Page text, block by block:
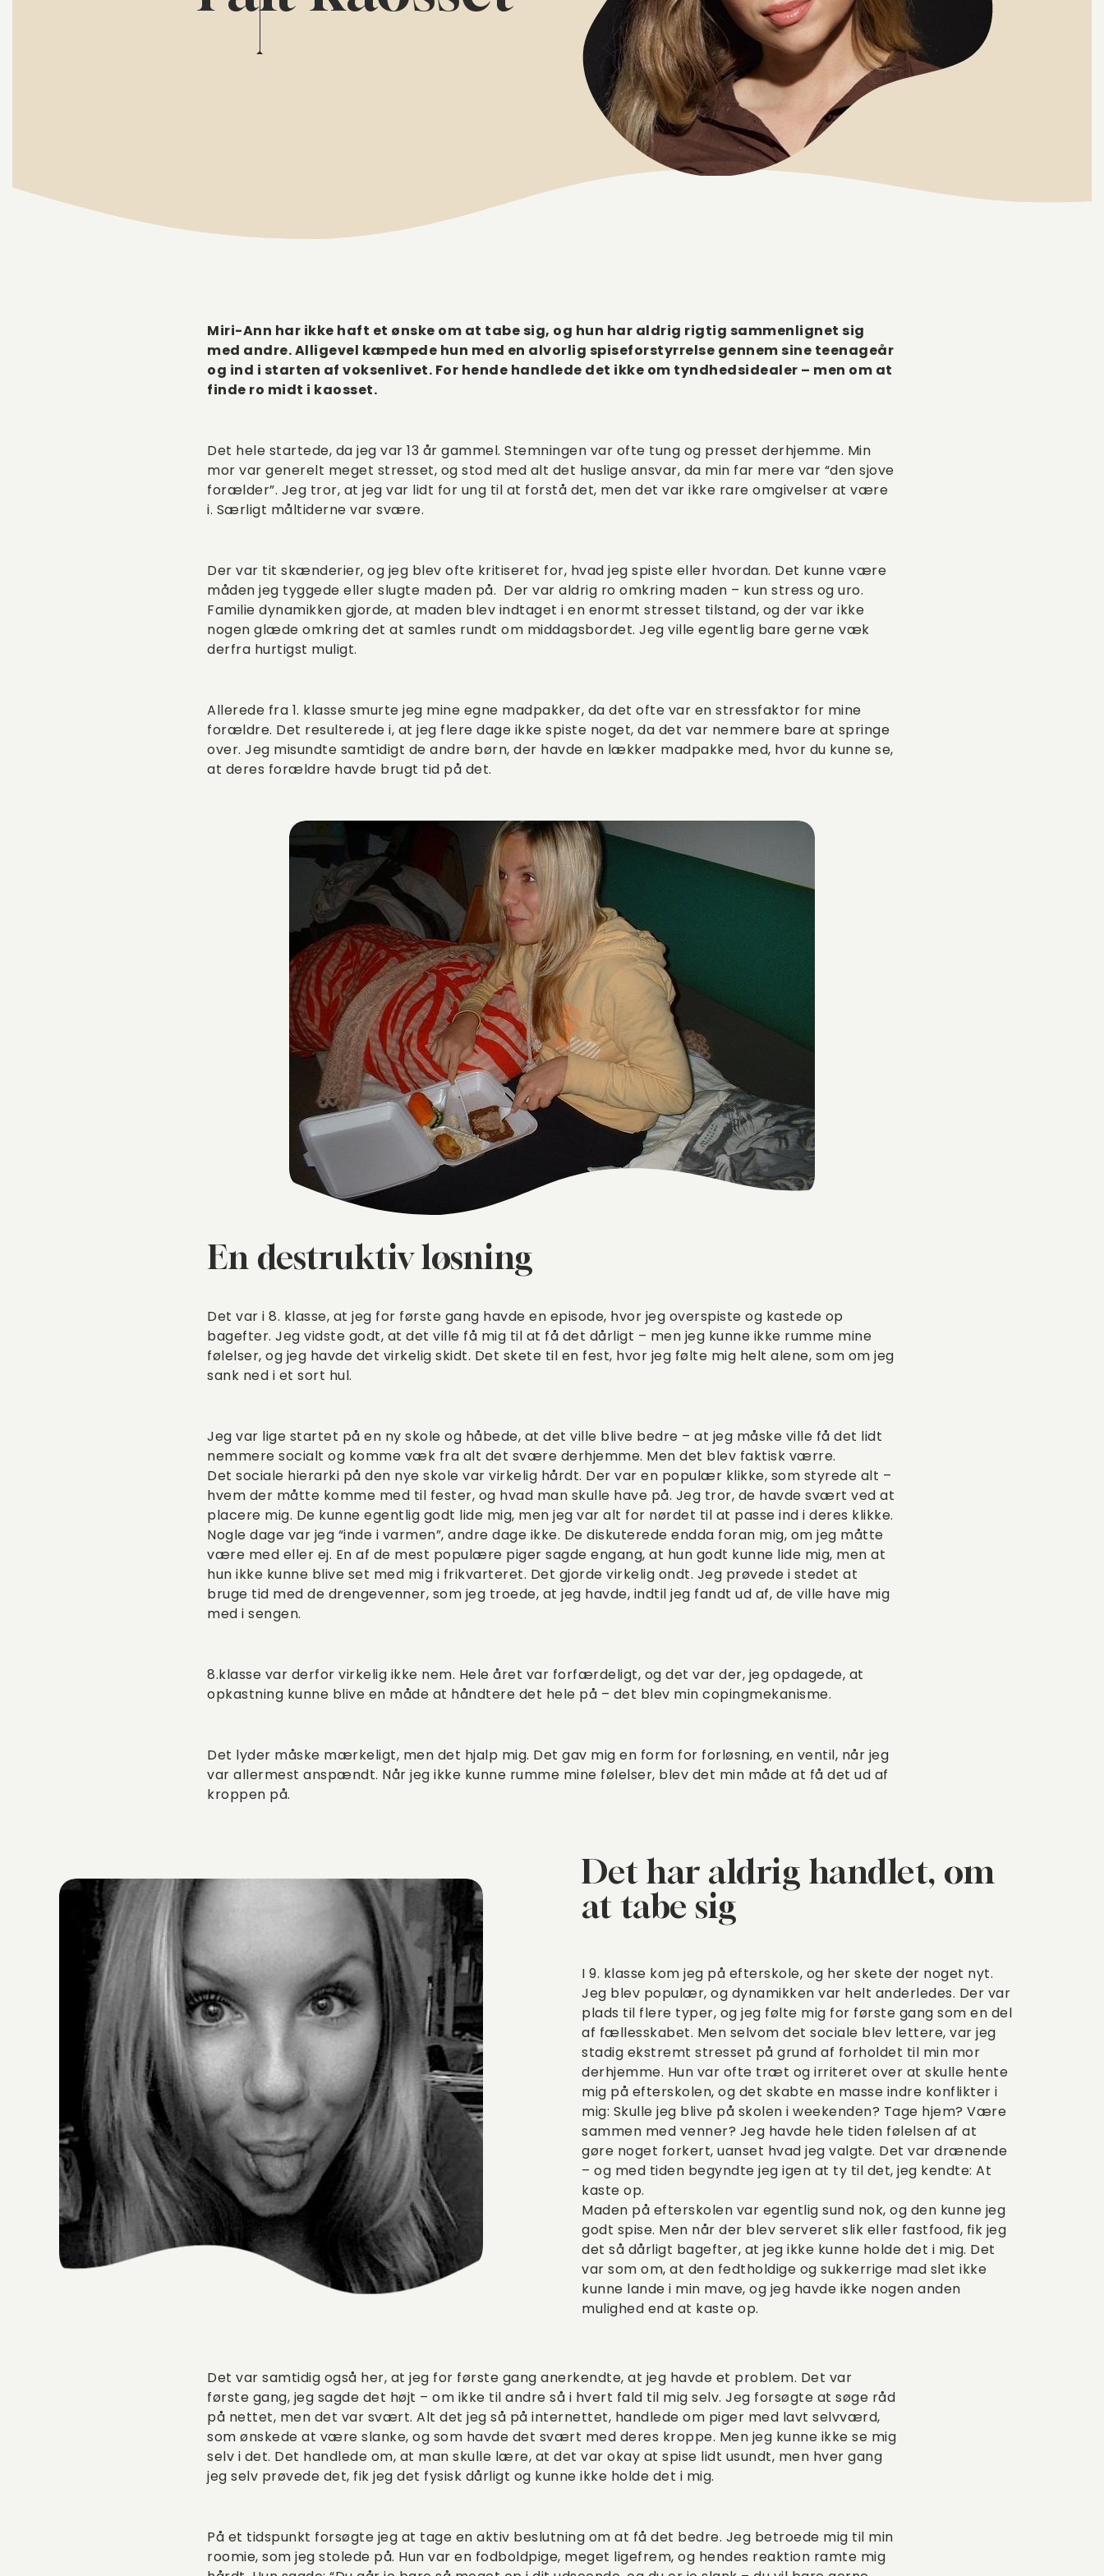
Miri-Ann har ikke haft et ønske om at tabe sig, og hun har aldrig rigtig sammenlignet sig
med andre. Alligevel kæmpede hun med en alvorlig spiseforstyrrelse gennem sine teenageår
og ind i starten af voksenlivet. For hende handlede det ikke om tyndhedsidealer – men om at
finde ro midt i kaosset.
Det hele startede, da jeg var 13 år gammel. Stemningen var ofte tung og presset derhjemme. Min
mor var generelt meget stresset, og stod med alt det huslige ansvar, da min far mere var “den sjove
forælder”. Jeg tror, at jeg var lidt for ung til at forstå det, men det var ikke rare omgivelser at være
i. Særligt måltiderne var svære.
Der var tit skænderier, og jeg blev ofte kritiseret for, hvad jeg spiste eller hvordan. Det kunne være
måden jeg tyggede eller slugte maden på. Der var aldrig ro omkring maden – kun stress og uro.
Familie dynamikken gjorde, at maden blev indtaget i en enormt stresset tilstand, og der var ikke
nogen glæde omkring det at samles rundt om middagsbordet. Jeg ville egentlig bare gerne væk
derfra hurtigst muligt.
Allerede fra 1. klasse smurte jeg mine egne madpakker, da det ofte var en stressfaktor for mine
forældre. Det resulterede i, at jeg flere dage ikke spiste noget, da det var nemmere bare at springe
over. Jeg misundte samtidigt de andre børn, der havde en lækker madpakke med, hvor du kunne se,
at deres forældre havde brugt tid på det.
En destruktiv løsning
Det var i 8. klasse, at jeg for første gang havde en episode, hvor jeg overspiste og kastede op
bagefter. Jeg vidste godt, at det ville få mig til at få det dårligt – men jeg kunne ikke rumme mine
følelser, og jeg havde det virkelig skidt. Det skete til en fest, hvor jeg følte mig helt alene, som om jeg
sank ned i et sort hul.
Jeg var lige startet på en ny skole og håbede, at det ville blive bedre – at jeg måske ville få det lidt
nemmere socialt og komme væk fra alt det svære derhjemme. Men det blev faktisk værre.
Det sociale hierarki på den nye skole var virkelig hårdt. Der var en populær klikke, som styrede alt –
hvem der måtte komme med til fester, og hvad man skulle have på. Jeg tror, de havde svært ved at
placere mig. De kunne egentlig godt lide mig, men jeg var alt for nørdet til at passe ind i deres klikke.
Nogle dage var jeg “inde i varmen”, andre dage ikke. De diskuterede endda foran mig, om jeg måtte
være med eller ej. En af de mest populære piger sagde engang, at hun godt kunne lide mig, men at
hun ikke kunne blive set med mig i frikvarteret. Det gjorde virkelig ondt. Jeg prøvede i stedet at
bruge tid med de drengevenner, som jeg troede, at jeg havde, indtil jeg fandt ud af, de ville have mig
med i sengen.
8.klasse var derfor virkelig ikke nem. Hele året var forfærdeligt, og det var der, jeg opdagede, at
opkastning kunne blive en måde at håndtere det hele på – det blev min copingmekanisme.
Det lyder måske mærkeligt, men det hjalp mig. Det gav mig en form for forløsning, en ventil, når jeg
var allermest anspændt. Når jeg ikke kunne rumme mine følelser, blev det min måde at få det ud af
kroppen på.
Det har aldrig handlet, om
at tabe sig
I 9. klasse kom jeg på efterskole, og her skete der noget nyt.
Jeg blev populær, og dynamikken var helt anderledes. Der var
plads til flere typer, og jeg følte mig for første gang som en del
af fællesskabet. Men selvom det sociale blev lettere, var jeg
stadig ekstremt stresset på grund af forholdet til min mor
derhjemme. Hun var ofte træt og irriteret over at skulle hente
mig på efterskolen, og det skabte en masse indre konflikter i
mig: Skulle jeg blive på skolen i weekenden? Tage hjem? Være
sammen med venner? Jeg havde hele tiden følelsen af at
gøre noget forkert, uanset hvad jeg valgte. Det var drænende
– og med tiden begyndte jeg igen at ty til det, jeg kendte: At
kaste op.
Maden på efterskolen var egentlig sund nok, og den kunne jeg
godt spise. Men når der blev serveret slik eller fastfood, fik jeg
det så dårligt bagefter, at jeg ikke kunne holde det i mig. Det
var som om, at den fedtholdige og sukkerrige mad slet ikke
kunne lande i min mave, og jeg havde ikke nogen anden
mulighed end at kaste op.
Det var samtidig også her, at jeg for første gang anerkendte, at jeg havde et problem. Det var
første gang, jeg sagde det højt – om ikke til andre så i hvert fald til mig selv. Jeg forsøgte at søge råd
på nettet, men det var svært. Alt det jeg så på internettet, handlede om piger med lavt selvværd,
som ønskede at være slanke, og som havde det svært med deres kroppe. Men jeg kunne ikke se mig
selv i det. Det handlede om, at man skulle lære, at det var okay at spise lidt usundt, men hver gang
jeg selv prøvede det, fik jeg det fysisk dårligt og kunne ikke holde det i mig.
På et tidspunkt forsøgte jeg at tage en aktiv beslutning om at få det bedre. Jeg betroede mig til min
roomie, som jeg stolede på. Hun var en fodboldpige, meget ligefrem, og hendes reaktion ramte mig